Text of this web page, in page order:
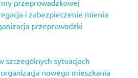
przeprowadzkowej
i zabezpieczenie mienia
przeprowadzki
szczególnych sytuacjach
nowego mieszkania